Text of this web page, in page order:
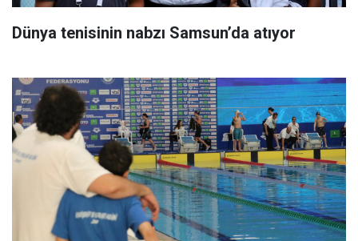
Dünya tenisinin nabzı Samsun’da atıyor